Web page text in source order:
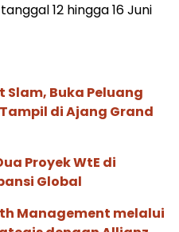
12 hingga 16 Juni
Slam, Buka Peluang
di Ajang Grand
Proyek WtE di
Global
Management melalui